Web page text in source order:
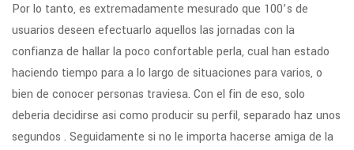
Por lo tanto, es extremadamente mesurado que 100’s de
usuarios deseen efectuarlo aquellos las jornadas con la
confianza de hallar la poco confortable perla, cual han estado
haciendo tiempo para a lo largo de situaciones para varios, o
bien de conocer personas traviesa. Con el fin de eso, solo
deberia decidirse asi­ como producir su perfil, separado haz unos
segundos . Seguidamente si no le importa hacerse amiga de la